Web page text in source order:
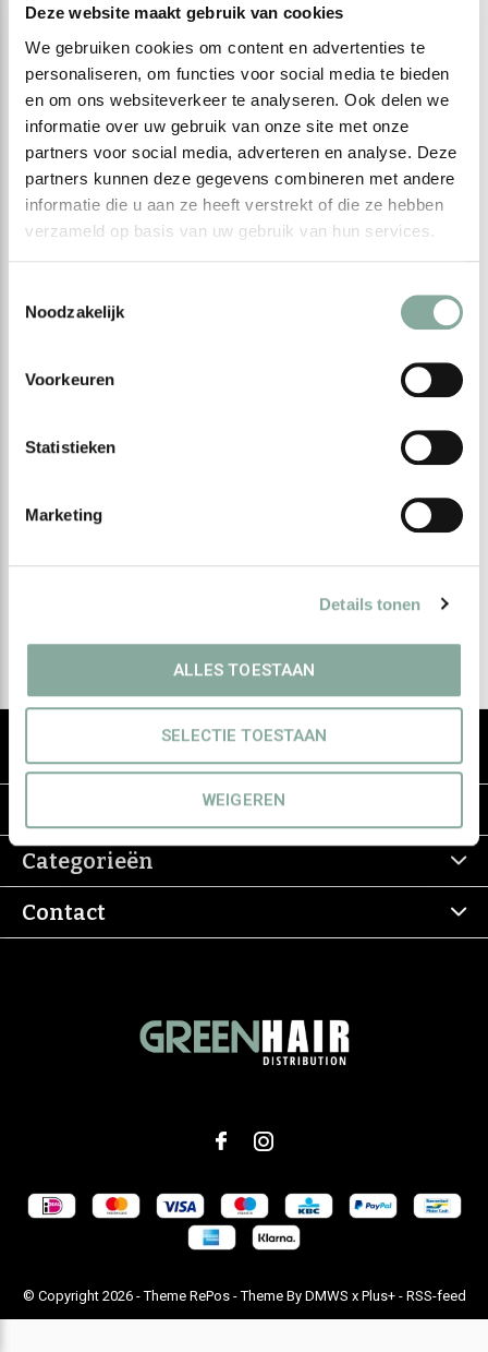
Deze website maakt gebruik van cookies
We gebruiken cookies om content en advertenties te
personaliseren, om functies voor social media te bieden
en om ons websiteverkeer te analyseren. Ook delen we
informatie over uw gebruik van onze site met onze
partners voor social media, adverteren en analyse. Deze
partners kunnen deze gegevens combineren met andere
informatie die u aan ze heeft verstrekt of die ze hebben
verzameld op basis van uw gebruik van hun services.
Noodzakelijk
Voorkeuren
Statistieken
Marketing
Details tonen
ALLES TOESTAAN
SELECTIE TOESTAAN
WEIGEREN
Meld je aan voor onze
Ontvang de nieuwste aanbiedingen en promoties
De groothandel voor eerlijke & groene
haarverzorging
Categorieën
Contact
© Copyright 2026- Theme RePos - Theme By DMWS x Plus+- RSS-feed